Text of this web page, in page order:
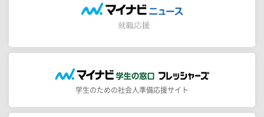
学生のための社会人準備応援サイト